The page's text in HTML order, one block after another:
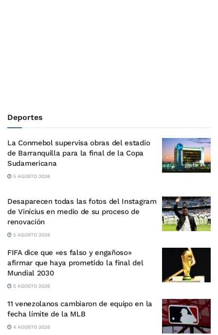
Deportes
La Conmebol supervisa obras del estadio
de Barranquilla para la final de la Copa
Sudamericana
5 AGOSTO 2026
Desaparecen todas las fotos del Instagram
de Vinícius en medio de su proceso de
renovación
5 AGOSTO 2026
FIFA dice que «es falso y engañoso»
afirmar que haya prometido la final del
Mundial 2030
5 AGOSTO 2026
11 venezolanos cambiaron de equipo en la
fecha límite de la MLB
4 AGOSTO 2026